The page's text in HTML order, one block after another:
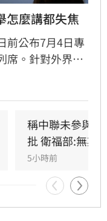
怎麼講都失焦
前公布7月4日專
席。針對外界質
場，強調專家
張「20%下架標
。（記者：簡浩
稱中聯未參與
批 衛福部:無欺
5小時前